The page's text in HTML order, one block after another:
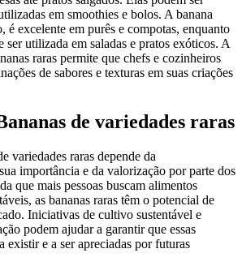
em smoothies e bolos. A banana
é excelente em purês e compotas, enquanto
ser utilizada em saladas e pratos exóticos. A
raras permite que chefs e cozinheiros
de sabores e texturas em suas criações
de variedades raras
variedades raras depende da
importância e da valorização por parte dos
que mais pessoas buscam alimentos
as bananas raras têm o potencial de
Iniciativas de cultivo sustentável e
podem ajudar a garantir que essas
existir e a ser apreciadas por futuras